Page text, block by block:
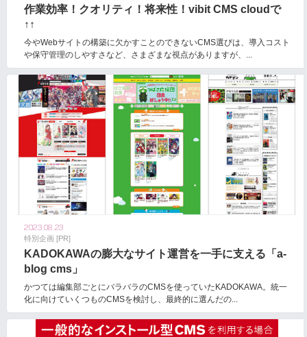
作業効率！クオリティ！将来性！vibit CMS cloudで
↑↑
今やWebサイトの構築に欠かすことのできないCMS選びは、導入コスト
や保守管理のしやすさなど、さまざまな視点がありますが、...
2023.08.23
特別企画 [PR]
KADOKAWAの膨大なサイト運営を一手に支える「a-
blog cms」
かつては編集部ごとにバラバラのCMSを使っていたKADOKAWA。統一
化に向けていくつものCMSを検討し、最終的に選んだの...